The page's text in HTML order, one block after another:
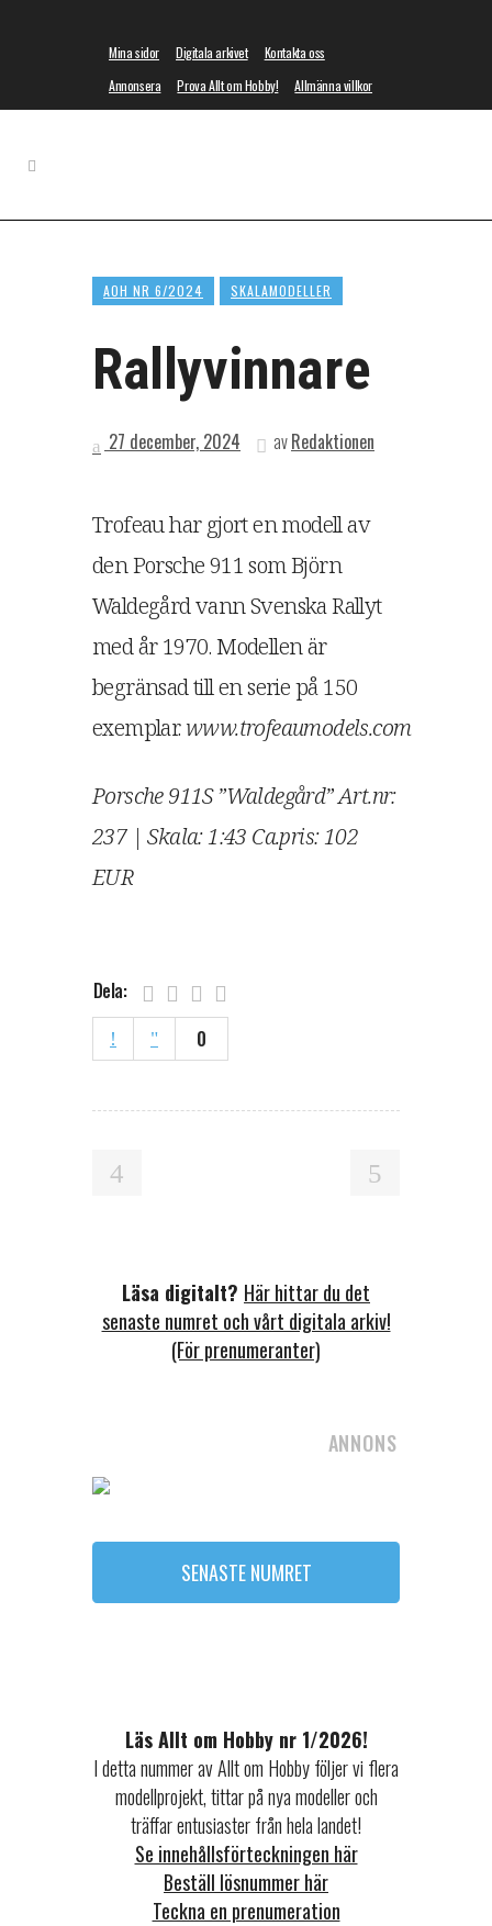
Mina sidor Digitala arkivet
Kontakta oss
Annonsera
Prova Allt om Hobby! Allmänna villkor
AOH NR 6/2024 SKALAMODELLER
Rallyvinnare
27 december, 2024 avRedaktionen
Trofeau har gjort en modell av
den Porsche 911 som Björn
Waldegård vann Svenska Rallyt
med år 1970. Modellen är
begränsad till en serie på 150
exemplar.www.trofeaumodels.com
Porsche 911S ”Waldegård” Art.nr:
237 | Skala: 1:43 Ca.pris: 102
EUR
Dela:
0
Läsa digitalt? Här hittar du det
senaste numret och vårt digitala arkiv!
(För prenumeranter)
ANNONS
SENASTE NUMRET
Läs Allt om Hobby nr 1/2026!
I detta nummer av Allt om Hobby följer vi flera
modellprojekt, tittar på nya modeller och
träffar entusiaster från hela landet!
Se innehållsförteckningen här
Beställ lösnummer här
Teckna en prenumeration